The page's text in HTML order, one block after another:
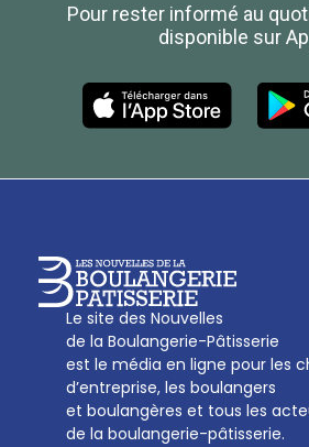
Pour rester informé au
disponible sur
Le site des Nouvelles
de la Boulangerie-Pâtisserie
est le média en ligne pour les
d’entreprise, les boulangers
et boulangères et tous les
de la boulangerie-pâtisserie.
Boulanger de France
Les Nouvelles de la Boulangerie-Pâtisserie
27, av d’Eylau - 75782 Paris Cédex 16
01 53 70 16 25